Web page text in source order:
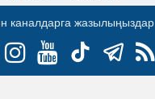
каналдарга жазылыңыздар